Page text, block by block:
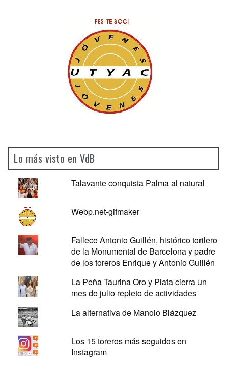
Lo más visto en VdB
Talavante conquista Palma al natural
Webp.net-gifmaker
Fallece Antonio Guillén, histórico torilero
de la Monumental de Barcelona y padre
de los toreros Enrique y Antonio Guillén
La Peña Taurina Oro y Plata cierra un
mes de julio repleto de actividades
La alternativa de Manolo Blázquez
Los 15 toreros más seguidos en
Instagram